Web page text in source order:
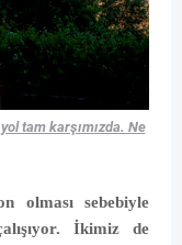
tam karşımızda. Ne
olması sebebiyle
İkimiz de